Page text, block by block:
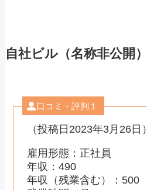
自社ビル（名称非公開）
口コミ・評判１
（投稿日2023年3月26日）
雇用形態：正社員
年収：490
年収（残業含む）：500